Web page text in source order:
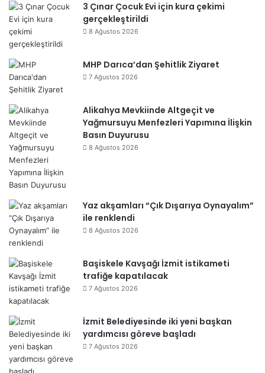
3 Çınar Çocuk Evi için kura çekimi
gerçekleştirildi
8 Ağustos 2026
MHP Darıca’dan Şehitlik Ziyaret
7 Ağustos 2026
Alikahya Mevkiinde Altgeçit ve
Yağmursuyu Menfezleri Yapımına İlişkin
Basın Duyurusu
8 Ağustos 2026
Yaz akşamları “Çık Dışarıya Oynayalım”
ile renklendi
8 Ağustos 2026
Başiskele Kavşağı İzmit istikameti
trafiğe kapatılacak
7 Ağustos 2026
İzmit Belediyesinde iki yeni başkan
yardımcısı göreve başladı
7 Ağustos 2026